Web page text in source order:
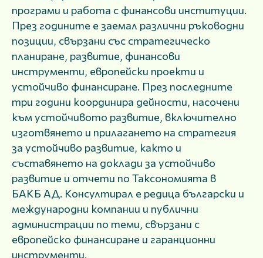
програми и работа с финансови институции.
През годините е заемал различни ръководни
позиции, свързани със стратегическо
планиране, развитие, финансови
инструменти, европейски проекти и
устойчиво финансиране. През последните
три години координира дейности, насочени
към устойчивото развитие, включително
изготвянето и прилагането на стратегия
за устойчиво развитие, както и
съставянето на доклади за устойчиво
развитие и отчети по Таксономията в
БАКБ АД. Консултирал е редица български и
международни компании и публични
администрации по теми, свързани с
европейско финансиране и гаранционни
инструменти.